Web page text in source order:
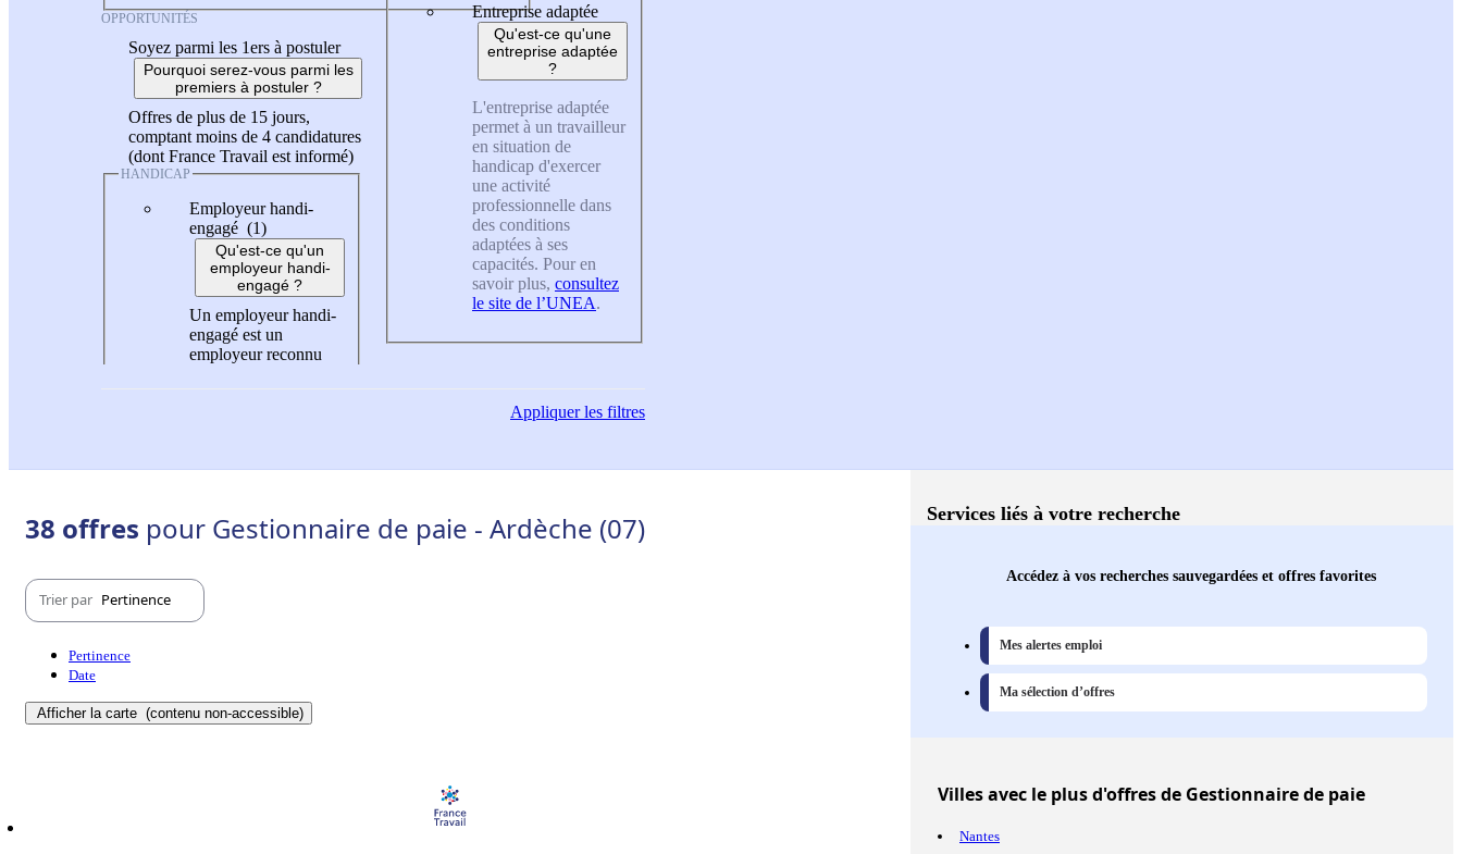
OPPORTUNITÉS
Soyez parmi les 1ers à postuler
Pourquoi serez-vous parmi les
premiers à postuler ?
Offres de plus de 15 jours,
comptant moins de 4 candidatures
(dont France Travail est informé)
HANDICAP
Employeur handi-
engagé (1)
Qu'est-ce qu'un
employeur handi-
engagé ?
Un employeur handi-
engagé est un
employeur reconnu
Entreprise adaptée
Qu'est-ce qu'une
entreprise adaptée
?
L'entreprise adaptée
permet à un travailleur
en situation de
handicap d'exercer
une activité
professionnelle dans
des conditions
adaptées à ses
capacités. Pour en
savoir plus, consultez
le site de l’UNEA.
Appliquerles filtres
38 offres pour Gestionnaire de paie - Ardèche (07)
Trier par Pertinence
Pertinence
Date
Afficher la carte (contenu non-accessible)
Services liés à votre recherche
Accédez à vos recherches sauvegardées et offres favorites
Mes alertes emploi
Ma sélection d’offres
Villesavec le plus d'offres de Gestionnaire de paie
Nantes